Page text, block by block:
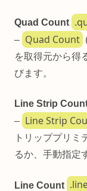
Quad Count
– Quad Count
を取得元から得
びます。
Line Strip
– Line Strip
トリッププリミ
るか、手動指定
Line Count